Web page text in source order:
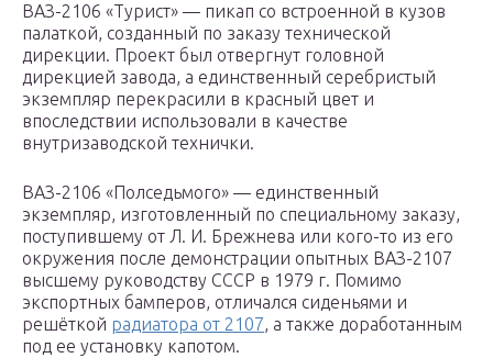
ВАЗ-2106 «Турист» — пикап со встроенной в кузов
палаткой, созданный по заказу технической
дирекции. Проект был отвергнут головной
дирекцией завода, а единственный серебристый
экземпляр перекрасили в красный цвет и
впоследствии использовали в качестве
внутризаводской технички.
ВАЗ-2106 «Полседьмого» — единственный
экземпляр, изготовленный по специальному заказу,
поступившему от Л. И. Брежнева или кого-то из его
окружения после демонстрации опытных ВАЗ-2107
высшему руководству СССР в 1979 г. Помимо
экспортных бамперов, отличался сиденьями и
решёткой радиатора от 2107, а также доработанным
под ее установку капотом.